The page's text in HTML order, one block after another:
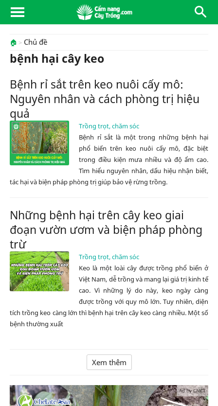
🏠 Chủ đề
bệnh hại cây keo
Bệnh rỉ sắt trên keo nuôi cấy mô:
Nguyên nhân và cách phòng trị hiệu
quả
Trồng trọt, chăm sóc
Bệnh rỉ sắt là một trong những bệnh hại
phổ biến trên keo nuôi cấy mô, đặc biệt
trong điều kiện mưa nhiều và độ ẩm cao.
Tìm hiểu nguyên nhân, dấu hiệu nhận biết,
tác hại và biện pháp phòng trị giúp bảo vệ rừng trồng.
Những bệnh hại trên cây keo giai
đoạn vườn ươm và biện pháp phòng
trừ
Trồng trọt, chăm sóc
Keo là một loài cây được trồng phổ biến ở
Việt Nam, dễ trồng và mang lại giá trị kinh tế
cao. Vì những lý do này, keo ngày càng
được trồng với quy mô lớn. Tuy nhiên, diện
tích trồng keo càng lớn thì bệnh hại trên cây keo càng nhiều. Một số
bệnh thường xuất
Xem thêm
Ad by CNCT